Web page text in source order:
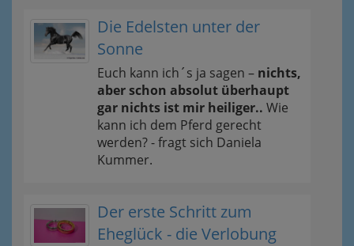
Die Edelsten unter der
Sonne
Euch kann ich´s ja sagen – nichts,
aber schon absolut überhaupt
gar nichts ist mir heiliger.. Wie
kann ich dem Pferd gerecht
werden? - fragt sich Daniela
Kummer.
Der erste Schritt zum
Eheglück - die Verlobung